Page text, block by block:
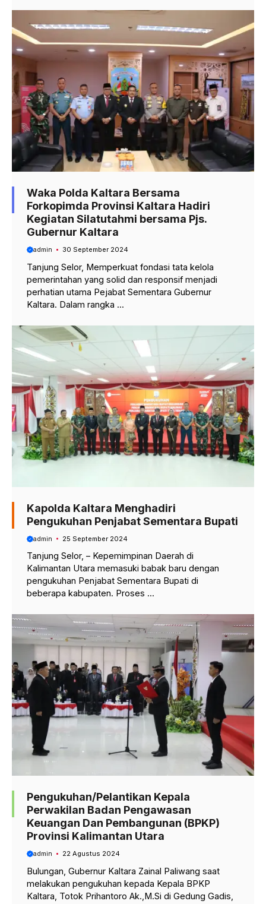
Waka Polda Kaltara Bersama
Forkopimda Provinsi Kaltara Hadiri
Kegiatan Silatutahmi bersama Pjs.
Gubernur Kaltara
admin 30 September 2024
Tanjung Selor, Memperkuat fondasi tata kelola
pemerintahan yang solid dan responsif menjadi
perhatian utama Pejabat Sementara Gubernur
Kaltara. Dalam rangka ...
Kapolda Kaltara Menghadiri
Pengukuhan Penjabat Sementara Bupati
admin 25 September 2024
Tanjung Selor, – Kepemimpinan Daerah di
Kalimantan Utara memasuki babak baru dengan
pengukuhan Penjabat Sementara Bupati di
beberapa kabupaten. Proses ...
Pengukuhan/Pelantikan Kepala
Perwakilan Badan Pengawasan
Keuangan Dan Pembangunan (BPKP)
Provinsi Kalimantan Utara
admin 22 Agustus 2024
Bulungan, Gubernur Kaltara Zainal Paliwang saat
melakukan pengukuhan kepada Kepala BPKP
Kaltara, Totok Prihantoro Ak.,M.Si di Gedung Gadis,